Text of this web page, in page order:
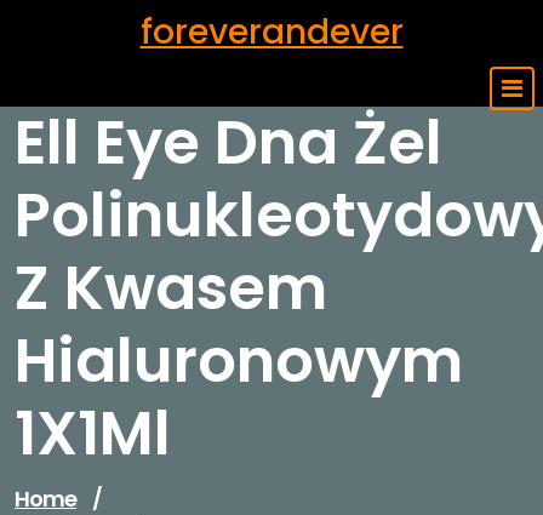
foreverandever
Ell Eye Dna Żel
Z Kwasem
Hialuronowym
1X1Ml
Home /